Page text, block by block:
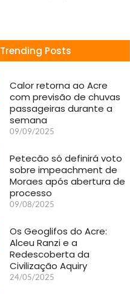
Trending Posts
Calor retorna ao Acre
com previsão de chuvas
passageiras durante a
semana
09/09/2025
Petecão só definirá voto
sobre impeachment de
Moraes após abertura de
processo
09/08/2025
Os Geoglifos do Acre:
Alceu Ranzi e a
Redescoberta da
Civilização Aquiry
24/05/2025